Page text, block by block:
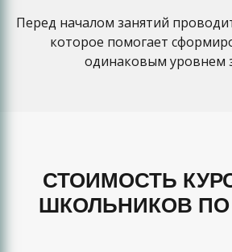
Перед началом занятий
которое помогает
одинаковым уровнем
СТОИМОСТЬ
ШКОЛЬНИКОВ